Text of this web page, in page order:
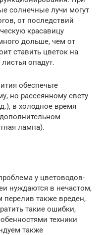
солнечные лучи могут
от последствий
красавицу
дольше, чем от
ставить цветок на
опадут.
обеспечьте
но рассеянному свету
в холодное время
лампа).
у цветоводов-
нуждаются в нечастом,
также вреден,
такие ошибки,
техники
также